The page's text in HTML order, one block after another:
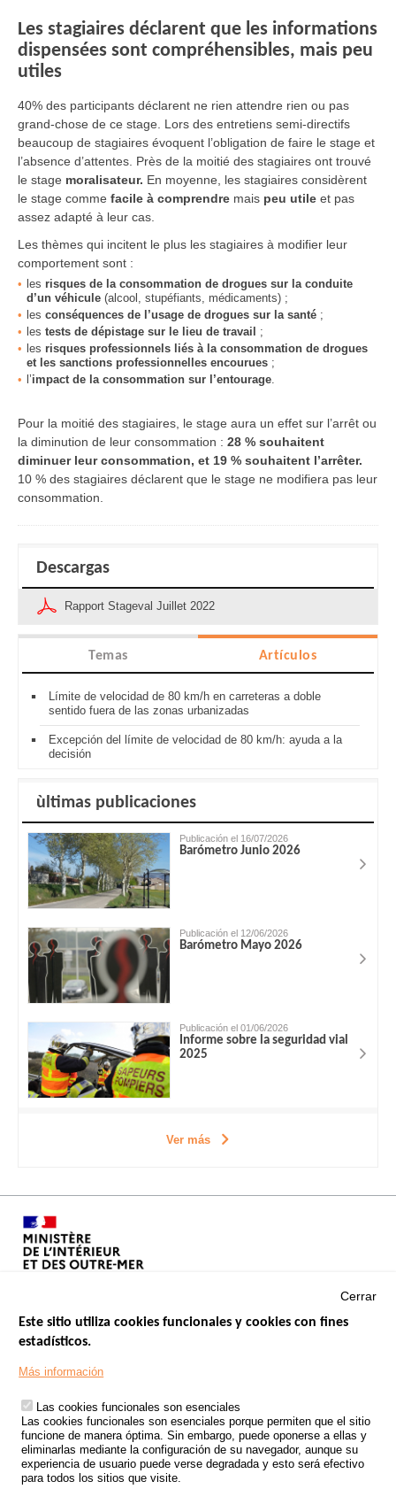
Les stagiaires déclarent que les informations
dispensées sont compréhensibles, mais peu
utiles
40% des participants déclarent ne rien attendre rien ou pas
grand-chose de ce stage. Lors des entretiens semi-directifs
beaucoup de stagiaires évoquent l’obligation de faire le stage et
l’absence d’attentes. Près de la moitié des stagiaires ont trouvé
le stage moralisateur. En moyenne, les stagiaires considèrent
le stage comme facile à comprendre mais peu utile et pas
assez adapté à leur cas.
Les thèmes qui incitent le plus les stagiaires à modifier leur
comportement sont :
les risques de la consommation de drogues sur la conduite
d’un véhicule (alcool, stupéfiants, médicaments) ;
les conséquences de l’usage de drogues sur la santé ;
les tests de dépistage sur le lieu de travail
;
les risques professionnels liés à la consommation de drogues
et les sanctions professionnelles encourues ;
l’impact de la consommation sur l’entourage.
Pour la moitié des stagiaires, le stage aura un effet sur l’arrêt ou
la diminution de leur consommation : 28 % souhaitent
diminuer leur consommation, et 19 % souhaitent l’arrêter.
10 % des stagiaires déclarent que le stage ne modifiera pas leur
consommation.
Descargas
Rapport Stageval Juillet 2022
Temas Artículos
Límite de velocidad de 80 km/h en carreteras a doble
sentido fuera de las zonas urbanizadas
Excepción del límite de velocidad de 80 km/h: ayuda a la
decisión
ùltimas publicaciones
Publicación el 16/07/2026
Barómetro Junio 2026
Publicación el 12/06/2026
Barómetro Mayo 2026
Publicación el 01/06/2026
Informe sobre la seguridad vial
2025
Ver más
Footer
TRATAMIENTO DE DATOS PERSONALES PROCEDENTES DE
ACCIDENTES DE TRÁFICO
ESTUDIOS
CONVOCATORIA DE PROYECTOS DE ESTUDIOS
Cerrar
Este sitio utiliza cookies funcionales y cookies con fines
estadísticos.
Más información
Las cookies funcionales son esenciales
Las cookies funcionales son esenciales porque permiten que el sitio
funcione de manera óptima. Sin embargo, puede oponerse a ellas y
eliminarlas mediante la configuración de su navegador, aunque su
experiencia de usuario puede verse degradada y esto será efectivo
para todos los sitios que visite.